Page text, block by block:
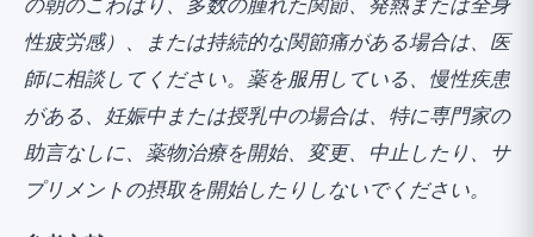
の朝のこわばり、多数の腫れた関節、発熱または全身
性疲労感）、または持続的な関節痛がある場合は、医
師に相談してください。薬を服用している、慢性疾患
がある、妊娠中または授乳中の場合は、特に専門家の
助言なしに、薬物治療を開始、変更、中止したり、サ
プリメントの摂取を開始したりしないでください。